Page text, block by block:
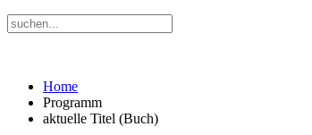
Home
Programm
aktuelle Titel (Buch)